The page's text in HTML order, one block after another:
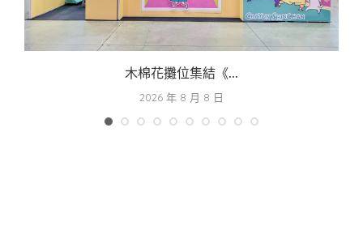
木棉花攤位集結《...
2026 年 8 月 8 日